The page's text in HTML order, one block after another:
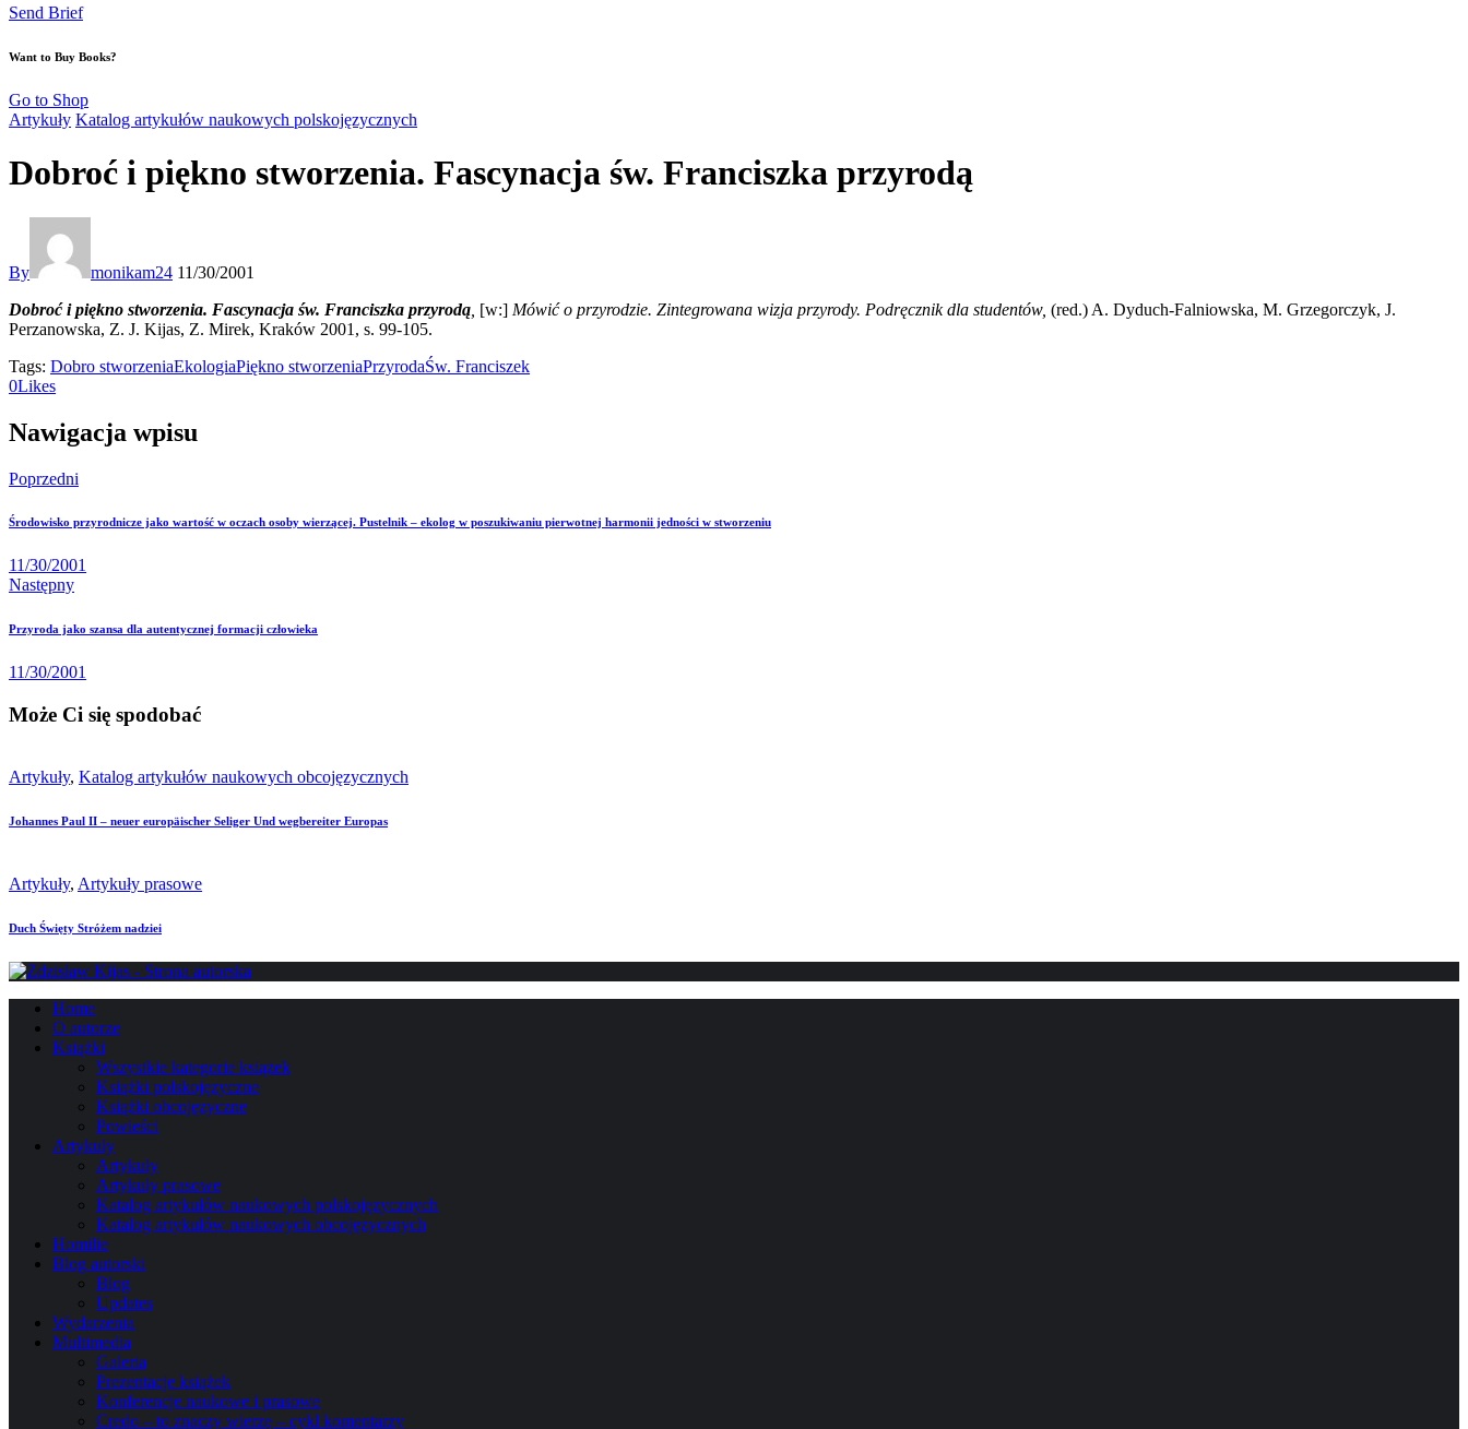
Send Brief
Want to Buy Books?
Go to Shop
Artykuły Katalog artykułów naukowych polskojęzycznych
Dobroć i piękno stworzenia. Fascynacja św. Franciszka przyrodą
By monikam24 11/30/2001
Dobroć i piękno stworzenia. Fascynacja św. Franciszka przyrodą [w:] Mówić o przyrodzie. Zintegrowana wizja przyrody. Podręcznik dla studentów, (red.) A. Dyduch-Falniowska, M. Grzegorczyk, J.
Perzanowska, Z. J. Kijas, Z. Mirek, Kraków 2001, s. 99-105.
Tags: Dobro stworzeniaEkologiaPiękno stworzeniaPrzyrodaŚw. Franciszek
0Likes
Nawigacja wpisu
Poprzedni
Środowisko przyrodnicze jako wartość w oczach osoby wierzącej. Pustelnik – ekolog w poszukiwaniu pierwotnej harmonii jedności w stworzeniu
11/30/2001
Następny
Przyroda jako szansa dla autentycznej formacji człowieka
11/30/2001
Może Ci się spodobać
Artykuły, Katalog artykułów naukowych obcojęzycznych
Johannes Paul II – neuer europäischer Seliger Und wegbereiter Europas
Artykuły, Artykuły prasowe
Duch Święty Stróżem nadziei
Home
O autorze
Książki
Wszystkie kategorie książek
Książki polskojęzyczne
Książki obcojęzyczne
Powieści
Artykuły
Artykuły
Artykuły prasowe
Katalog artykułów naukowych polskojęzycznych
Katalog artykułów naukowych obcojęzycznych
Homilie
Blog autorski
Blog
Updates
Wydarzenia
Multimedia
Galeria
Prezentacje książek
Konferencje naukowe i prasowe
Credo – to znaczy wierzę – cykl komentarzy